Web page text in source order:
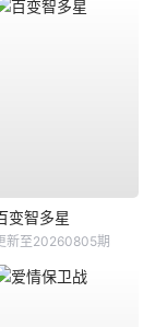
变智多星
新至20260805期